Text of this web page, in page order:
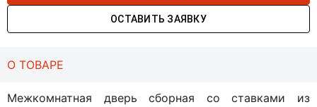
ОСТАВИТЬ ЗАЯВКУ
О ТОВАРЕ
Межкомнатная дверь сборная со ставками из